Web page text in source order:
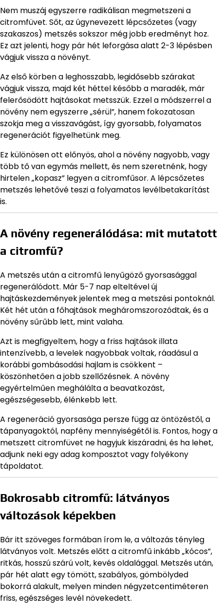
Nem muszáj egyszerre radikálisan megmetszeni a
citromfüvet. Sőt, az úgynevezett lépcsőzetes (vagy
szakaszos) metszés sokszor még jobb eredményt hoz.
Ez azt jelenti, hogy pár hét leforgása alatt 2-3 lépésben
vágjuk vissza a növényt.
Az első körben a leghosszabb, legidősebb szárakat
vágjuk vissza, majd két héttel később a maradék, már
felerősödött hajtásokat metsszük. Ezzel a módszerrel a
növény nem egyszerre „sérül”, hanem fokozatosan
szokja meg a visszavágást, így gyorsabb, folyamatos
regenerációt figyelhetünk meg.
Ez különösen ott előnyös, ahol a növény nagyobb, vagy
több tő van egymás mellett, és nem szeretnénk, hogy
hirtelen „kopasz” legyen a citromfűsor. A lépcsőzetes
metszés lehetővé teszi a folyamatos levélbetakarítást
is.
A növény regenerálódása: mit mutatott
a citromfű?
A metszés után a citromfű lenyűgöző gyorsasággal
regenerálódott. Már 5-7 nap elteltével új
hajtáskezdemények jelentek meg a metszési pontoknál.
Két hét után a főhajtások megháromszorozódtak, és a
növény sűrűbb lett, mint valaha.
Azt is megfigyeltem, hogy a friss hajtások illata
intenzívebb, a levelek nagyobbak voltak, ráadásul a
korábbi gombásodási hajlam is csökkent –
köszönhetően a jobb szellőzésnek. A növény
egyértelműen meghálálta a beavatkozást,
egészségesebb, élénkebb lett.
A regeneráció gyorsasága persze függ az öntözéstől, a
tápanyagoktól, napfény mennyiségétől is. Fontos, hogy a
metszett citromfüvet ne hagyjuk kiszáradni, és ha lehet,
adjunk neki egy adag komposztot vagy folyékony
tápoldatot.
Bokrosabb citromfű: látványos
változások képekben
Bár itt szöveges formában írom le, a változás tényleg
látványos volt. Metszés előtt a citromfű inkább „kócos”,
ritkás, hosszú szárú volt, kevés oldalággal. Metszés után,
pár hét alatt egy tömött, szabályos, gömbölyded
bokorrá alakult, melyen minden négyzetcentiméteren
friss, egészséges levél növekedett.